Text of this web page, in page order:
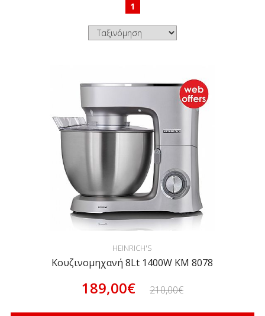
1
HEINRICH'S
Κουζινομηχανή 8Lt 1400W KM 8078
189,00€ 210,00€